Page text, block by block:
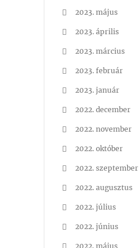
2023. május
2023. április
2023. március
2023. február
2023. január
2022. december
2022. november
2022. október
2022. szeptember
2022. augusztus
2022. július
2022. június
2022. május